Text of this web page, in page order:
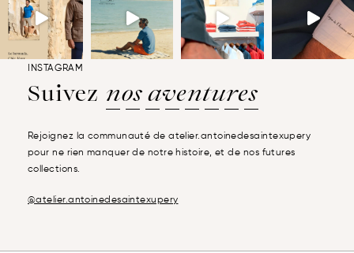
INSTAGRAM
Suivez nos aventures
Rejoignez la communauté de atelier.antoinedesaintexupery
pour ne rien manquer de notre histoire, et de nos futures
collections.
@atelier.antoinedesaintexupery